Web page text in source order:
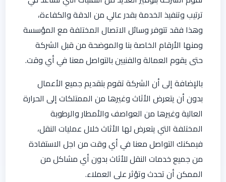
ترتيب وتنفيذ الخدمة بقدر عالي من الدقة والكفاءة،
وهذا فقد تتوفر وسائل الاتصال المختلفة مع المؤسسة
ومنها الأرقام الخاصة بنا والموضحة من قبل الشركة
حتى يقوم العمالة والفنيين بالتواصل معنا في أي وقت.
بالإضافة إلى أن الشركة تقوم بتقديم جميع الأعمال
بدون أن يتعرض الأثاث وغيرها من الممتلكات إلى الحرارة
العالية وغيرها من العواصف والأمطار والرطوبة
المختلفة التي يتعرض لها الأثاث خلال عمليات النقل،
فيمكنك التواصل معنا في أي وقت من اجل الاستفادة
من جميع خدمات النقل للأثاث بدون أي مشاكل من
الممكن أن تحدث وتؤثر على العملاء.